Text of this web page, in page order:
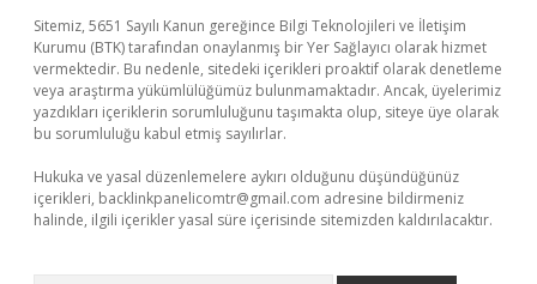
Sitemiz, 5651 Sayılı Kanun gereğince Bilgi Teknolojileri ve İletişim
Kurumu (BTK) tarafından onaylanmış bir Yer Sağlayıcı olarak hizmet
vermektedir. Bu nedenle, sitedeki içerikleri proaktif olarak denetleme
veya araştırma yükümlülüğümüz bulunmamaktadır. Ancak, üyelerimiz
yazdıkları içeriklerin sorumluluğunu taşımakta olup, siteye üye olarak
bu sorumluluğu kabul etmiş sayılırlar.
Hukuka ve yasal düzenlemelere aykırı olduğunu düşündüğünüz
içerikleri, backlinkpanelicomtr@gmail.com adresine bildirmeniz
halinde, ilgili içerikler yasal süre içerisinde sitemizden kaldırılacaktır.